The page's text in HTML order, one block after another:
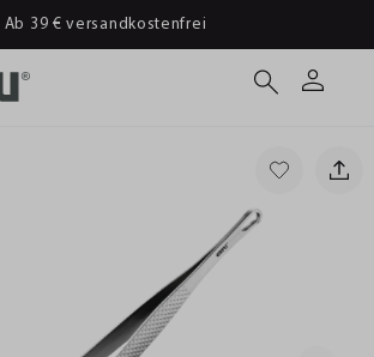
Ab 39 € versandkostenfrei